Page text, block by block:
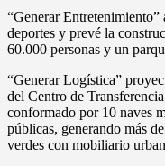
“Generar
deportes y prevé la
60.000 personas y un
“Generar Logística”
del Centro de
conformado por 10 naves
públicas, generando más
verdes con mobiliario